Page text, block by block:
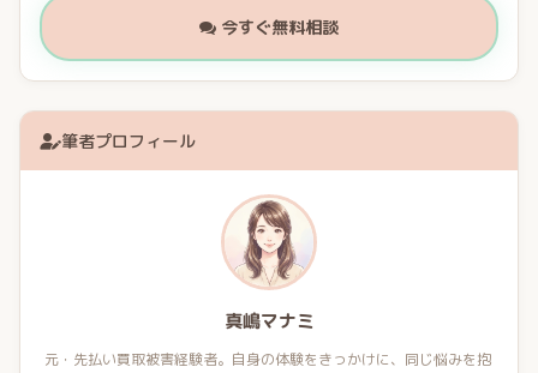
今すぐ無料相談
筆者プロフィール
真嶋マナミ
元・先払い買取被害経験者。自身の体験をきっかけに、同じ悩みを抱